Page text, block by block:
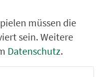
müssen die
sein. Weitere
Datenschutz.